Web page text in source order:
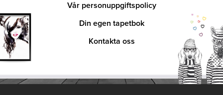
Vår personuppgiftspolicy
Din egen tapetbok
Kontakta oss